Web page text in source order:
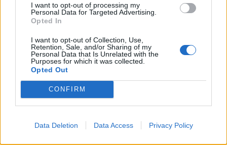
I want to opt-out of processing my
Personal Data for Targeted Advertising.
Opted In
I want to opt-out of Collection, Use,
Retention, Sale, and/or Sharing of my
Personal Data that Is Unrelated with the
Purposes for which it was collected.
Opted Out
CONFIRM
Data Deletion Data Access Privacy Policy